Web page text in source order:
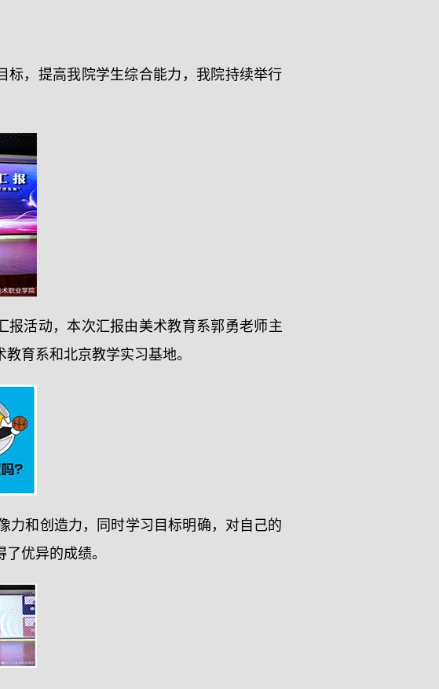
标，提高我院学生综合能力，我院持续举行
报活动，本次汇报由美术教育系郭勇老师主
育系和北京教学实习基地。
和创造力，同时学习目标明确，对自己的
优异的成绩。